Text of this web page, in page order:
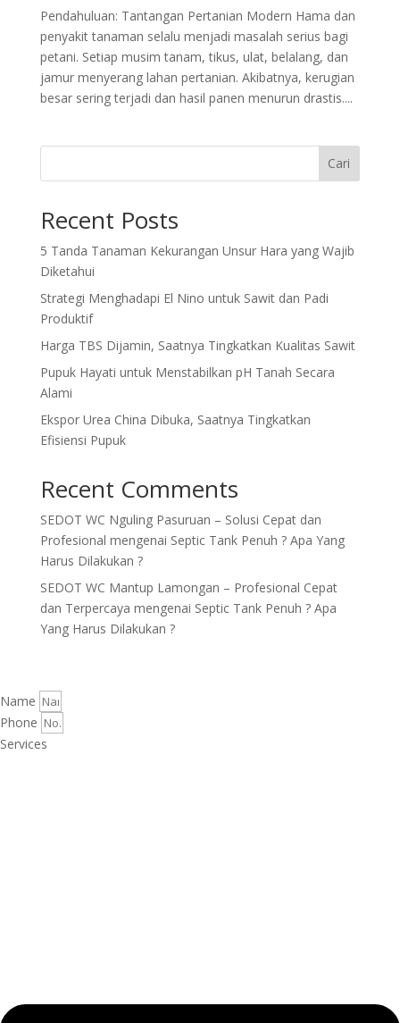
Pendahuluan: Tantangan Pertanian Modern Hama dan
penyakit tanaman selalu menjadi masalah serius bagi
petani. Setiap musim tanam, tikus, ulat, belalang, dan
jamur menyerang lahan pertanian. Akibatnya, kerugian
besar sering terjadi dan hasil panen menurun drastis....
Cari
Recent Posts
5 Tanda Tanaman Kekurangan Unsur Hara yang Wajib
Diketahui
Strategi Menghadapi El Nino untuk Sawit dan Padi
Produktif
Harga TBS Dijamin, Saatnya Tingkatkan Kualitas Sawit
Pupuk Hayati untuk Menstabilkan pH Tanah Secara
Alami
Ekspor Urea China Dibuka, Saatnya Tingkatkan
Efisiensi Pupuk
Recent Comments
SEDOT WC Nguling Pasuruan – Solusi Cepat dan
Profesional mengenai Septic Tank Penuh ? Apa Yang
Harus Dilakukan ?
SEDOT WC Mantup Lamongan – Profesional Cepat
dan Terpercaya mengenai Septic Tank Penuh ? Apa
Yang Harus Dilakukan ?
Name
Phone
Services